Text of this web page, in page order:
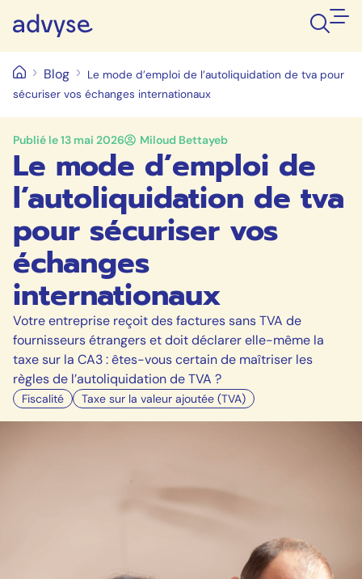
Blog
Le mode d’emploi de l’autoliquidation de tva pour
sécuriser vos échanges internationaux
Publié le13 mai 2026 Miloud Bettayeb
Le mode d’emploi de
l’autoliquidation de tva
pour sécuriser vos
échanges
internationaux
Votre entreprise reçoit des factures sans TVA de
fournisseurs étrangers et doit déclarer elle-même la
taxe sur la CA3 : êtes-vous certain de maîtriser les
règles de l’autoliquidation de TVA ?
Fiscalité Taxe sur la valeur ajoutée (TVA)